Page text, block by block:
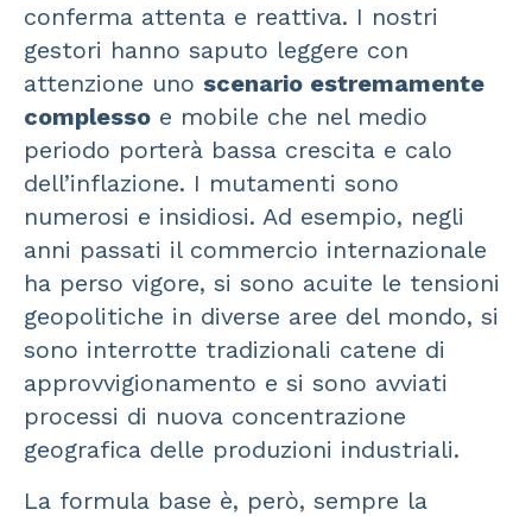
conferma attenta e reattiva. I nostri
gestori hanno saputo leggere con
attenzione uno scenario estremamente
complesso e mobile che nel medio
periodo porterà bassa crescita e calo
dell’inflazione. I mutamenti sono
numerosi e insidiosi. Ad esempio, negli
anni passati il commercio internazionale
ha perso vigore, si sono acuite le tensioni
geopolitiche in diverse aree del mondo, si
sono interrotte tradizionali catene di
approvvigionamento e si sono avviati
processi di nuova concentrazione
geografica delle produzioni industriali.
La formula base è, però, sempre la